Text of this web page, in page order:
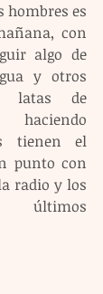
hombres es
con
algo de
y otros
latas de
haciendo
tienen el
punto con
radio y los
últimos